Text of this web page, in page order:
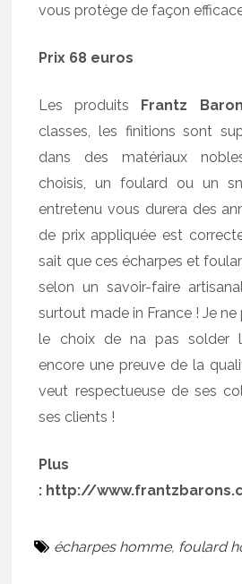
vous protège de façon
Prix 68 euros
Les produits Frantz
classes, les finitions sont
dans des matériaux
choisis, un foulard ou un
entretenu vous durera des
de prix appliquée est
sait que ces écharpes et
selon un savoir-faire
surtout made in France ! Je ne
le choix de na pas solder
encore une preuve de la
veut respectueuse de ses
ses clients !
Plus
: http://
écharpes homme, foulard